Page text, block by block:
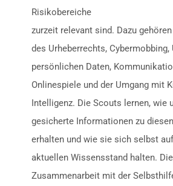
Risikobereiche
zurzeit relevant sind. Dazu
des Urheberrechts,
persönlichen Daten,
Onlinespiele und der Umgang mit
Intelligenz. Die Scouts lernen, wie
gesicherte Informationen zu
erhalten und wie sie sich selbst
aktuellen Wissensstand halten. Die
Zusammenarbeit mit der